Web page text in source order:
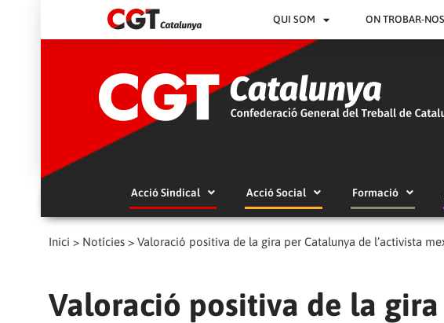
QUI SOM ON TROBAR-NOS
Acció Sindical Acció Social Formació
Inici > Notícies > Valoració positiva de la gira per Catalunya de l’activista
Valoració positiva de la